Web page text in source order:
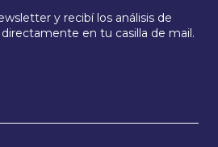
y recibí los análisis de
en tu casilla de mail.